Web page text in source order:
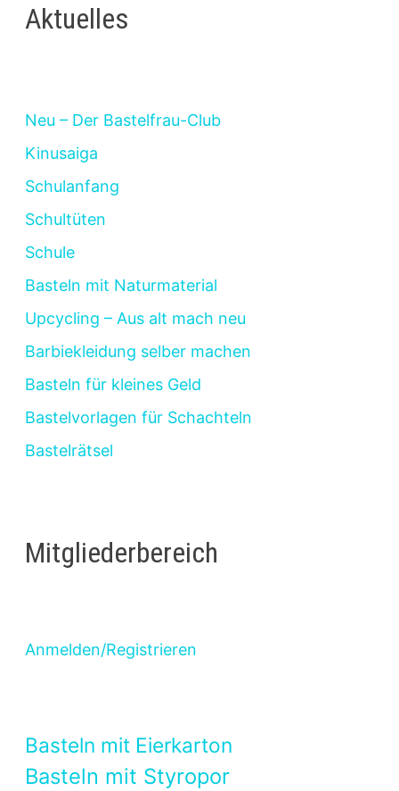
Aktuelles
Neu – Der Bastelfrau-Club
Kinusaiga
Schulanfang
Schultüten
Schule
Basteln mit Naturmaterial
Upcycling – Aus alt mach neu
Barbiekleidung selber machen
Basteln für kleines Geld
Bastelvorlagen für Schachteln
Bastelrätsel
Mitgliederbereich
Anmelden/Registrieren
Basteln mit Eierkarton
Basteln mit Styropor